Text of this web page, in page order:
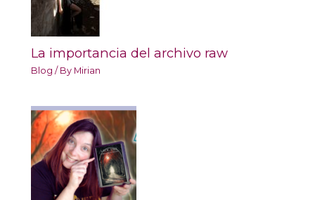
La importancia del archivo raw
Blog / By Mirian